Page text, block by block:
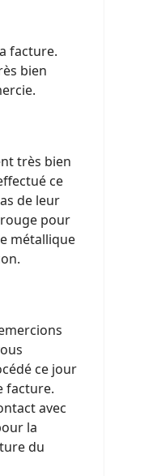
facture.
bien
très bien
ce
de leur
pour
métallique
ce jour
facture.
avec
la
du